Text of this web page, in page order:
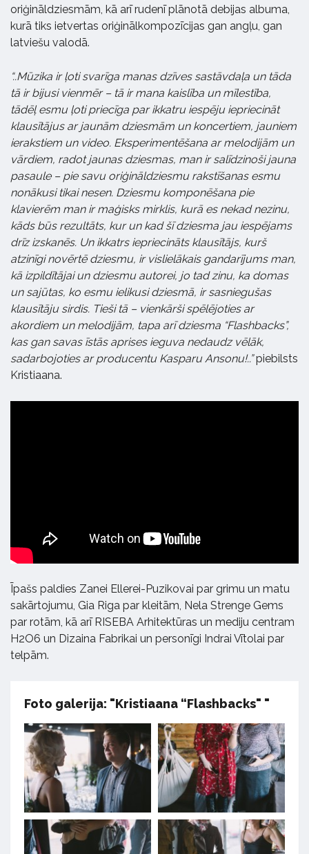
oriģināldziesmām, kā arī rudenī plānotā debijas albuma,
kurā tiks ietvertas oriģinālkompozīcijas gan angļu, gan
latviešu valodā.
“..Mūzika ir ļoti svarīga manas dzīves sastāvdaļa un tāda
tā ir bijusi vienmēr – tā ir mana kaislība un mīlestība,
tādēļ esmu ļoti priecīga par ikkatru iespēju iepriecināt
klausītājus ar jaunām dziesmām un koncertiem, jauniem
ierakstiem un video. Eksperimentēšana ar melodijām un
vārdiem, radot jaunas dziesmas, man ir salīdzinoši jauna
pasaule – pie savu oriģināldziesmu rakstīšanas esmu
nonākusi tikai nesen. Dziesmu komponēšana pie
klavierēm man ir maģisks mirklis, kurā es nekad nezinu,
kāds būs rezultāts, kur un kad šī dziesma jau iespējams
drīz izskanēs. Un ikkatrs iepriecināts klausītājs, kurš
atzinīgi novērtē dziesmu, ir vislielākais gandarījums man,
kā izpildītājai un dziesmu autorei, jo tad zinu, ka domas
un sajūtas, ko esmu ielikusi dziesmā, ir sasniegušas
klausītāju sirdis. Tieši tā – vienkārši spēlējoties ar
akordiem un melodijām, tapa arī dziesma “Flashbacks”,
kas gan savas īstās aprises ieguva nedaudz vēlāk,
sadarbojoties ar producentu Kasparu Ansonu!..”piebilsts
Kristiaana.
Īpašs paldies Zanei Ellerei-Puzikovai par grimu un matu
sakārtojumu, Gia Riga par kleitām, Nela Strenge Gems
par rotām, kā arī RISEBA Arhitektūras un mediju centram
H2O6 un Dizaina Fabrikai un personīgi Indrai Vītolai par
telpām.
Foto galerija: "Kristiaana “Flashbacks" "